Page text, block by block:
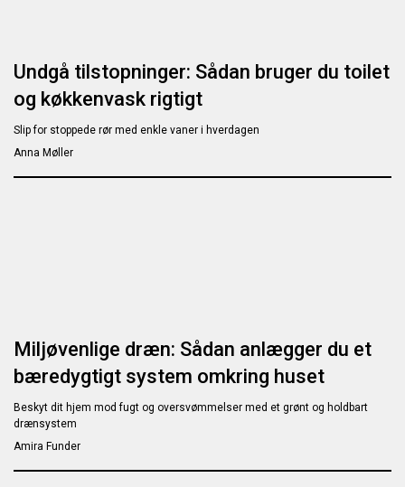
Undgå tilstopninger: Sådan bruger du toilet
og køkkenvask rigtigt
Slip for stoppede rør med enkle vaner i hverdagen
Anna Møller
Miljøvenlige dræn: Sådan anlægger du et
bæredygtigt system omkring huset
Beskyt dit hjem mod fugt og oversvømmelser med et grønt og holdbart
drænsystem
Amira Funder